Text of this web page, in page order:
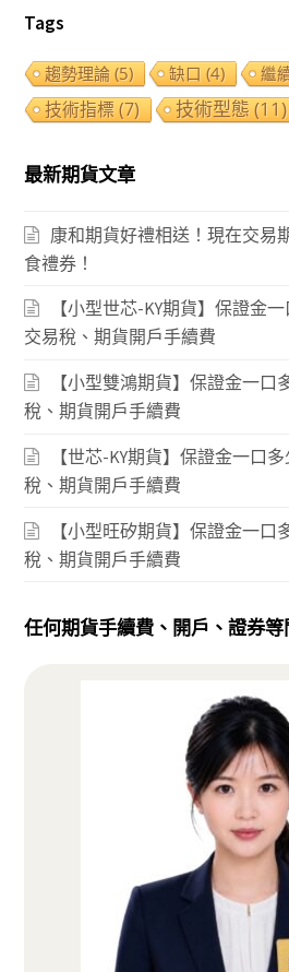
類
Tags
趨勢理論(5) 缺口(4) 繼
技術指標(7) 技術型態(11)
最新期貨文章
康和期貨好禮相送！現在交易
食禮券！
【小型世芯-KY期貨】保證金
交易稅、期貨開戶手續費
【小型雙鴻期貨】保證金一口
稅、期貨開戶手續費
【世芯-KY期貨】保證金一口
稅、期貨開戶手續費
【小型旺矽期貨】保證金一口
稅、期貨開戶手續費
任何期貨手續費、開戶、證券等